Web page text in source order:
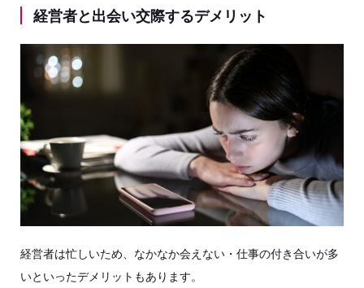
経営者と出会い交際するデメリット
経営者は忙しいため、なかなか会えない・仕事の付き合いが多
いといったデメリットもあります。